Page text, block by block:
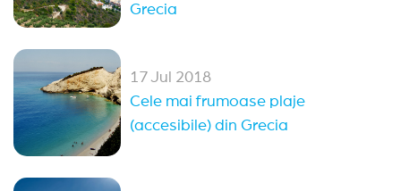
Grecia
17 Jul 2018
Cele mai frumoase plaje
(accesibile) din Grecia